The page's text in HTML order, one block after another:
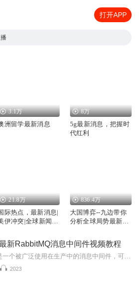
打开APP
3.1万
洲留学最新消息
8万
5g最新消息，把握时
代红利
21.8万
际热点，最新消息|
伊冲突|全球新闻|
836.4万
大国博弈--九边带你
分析全球局势最新消
新RabbitMQ消息中间件视频教程
2023